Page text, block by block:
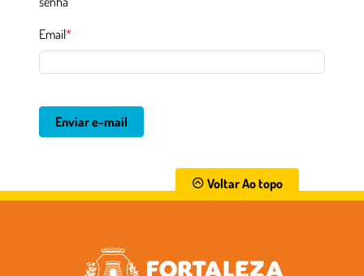
Email*
Enviar e-mail
Voltar Ao topo